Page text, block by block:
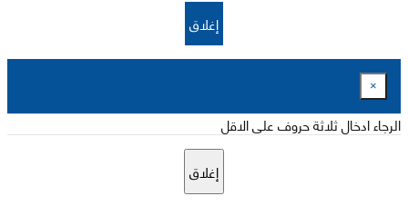
إغلاق
×
الرجاء ادخال ثلاثة حروف على الاقل
إغلاق